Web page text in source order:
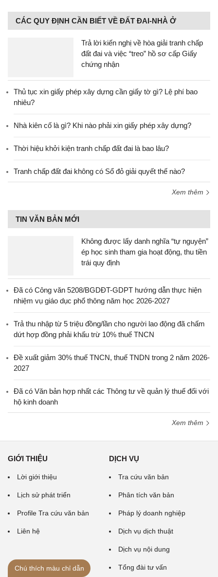
CÁC QUY ĐỊNH CẦN BIẾT VỀ ĐẤT ĐAI-NHÀ Ở
Trả lời kiến nghị về hòa giải tranh chấp
đất đai và việc “treo” hồ sơ cấp Giấy
chứng nhận
Thủ tục xin giấy phép xây dựng cần giấy tờ gì? Lệ phí bao
nhiêu?
Nhà kiên cố là gì? Khi nào phải xin giấy phép xây dựng?
Thời hiệu khởi kiện tranh chấp đất đai là bao lâu?
Tranh chấp đất đai không có Sổ đỏ giải quyết thế nào?
Xem thêm
TIN VĂN BẢN MỚI
Không được lấy danh nghĩa “tự nguyện”
ép học sinh tham gia hoạt động, thu tiền
trái quy định
Đã có Công văn 5208/BGDĐT-GDPT hướng dẫn thực hiện
nhiệm vụ giáo dục phổ thông năm học 2026-2027
Trả thu nhập từ 5 triệu đồng/lần cho người lao động đã chấm
dứt hợp đồng phải khấu trừ 10% thuế TNCN
Đề xuất giảm 30% thuế TNCN, thuế TNDN trong 2 năm 2026-
2027
Đã có Văn bản hợp nhất các Thông tư về quản lý thuế đối với
hộ kinh doanh
Xem thêm
GIỚI THIỆU
Lời giới thiệu
Lịch sử phát triển
Profile Tra cứu văn bản
Liên hệ
DỊCH VỤ
Tra cứu văn bản
Phân tích văn bản
Pháp lý doanh nghiệp
Dịch vụ dịch thuật
Dịch vụ nội dung
Tổng đài tư vấn
Chú thích màu chỉ dẫn